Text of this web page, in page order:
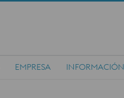
EMPRESA INFORMACIÓN